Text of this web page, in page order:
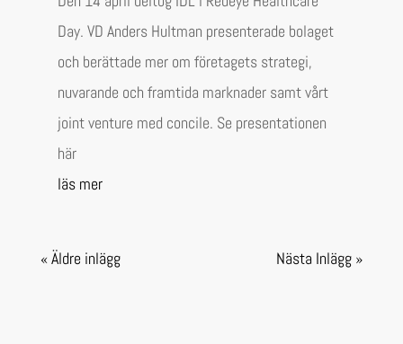
Day. VD Anders Hultman presenterade bolaget
och berättade mer om företagets strategi,
nuvarande och framtida marknader samt vårt
joint venture med concile. Se presentationen
här
läs mer
« Äldre inlägg Nästa Inlägg »